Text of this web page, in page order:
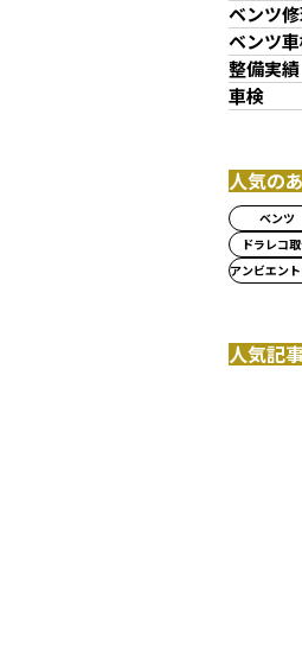
ベンツ
ベンツ
整備実績
車検
人気の
ベンツ
ドラレコ
アンビエン
人気記